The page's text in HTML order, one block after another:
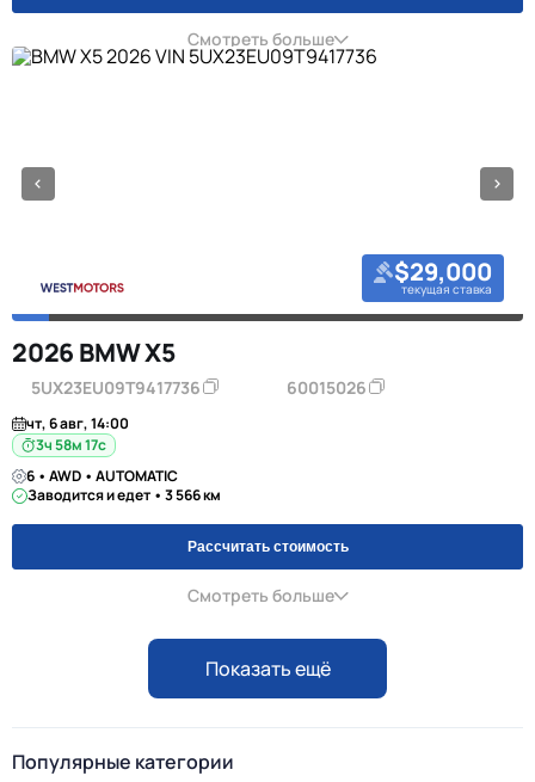
Смотреть больше
$29,000
текущая ставка
2026 BMW X5
5UX23EU09T9417736 60015026
чт, 6 авг, 14:00
3ч 58м 16с
6 • AWD • AUTOMATIC
Заводится и едет • 3 566 км
Рассчитать стоимость
Смотреть больше
Показать ещё
Популярные категории